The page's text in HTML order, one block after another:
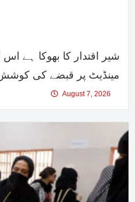
شیر اقتدار کا بھوکا ہے
مینڈیٹ پر قبضے کی
August 7, 2026